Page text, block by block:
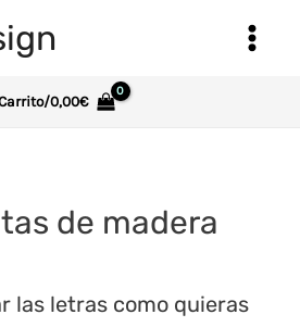
Main
0,00€
de madera
las letras como quieras